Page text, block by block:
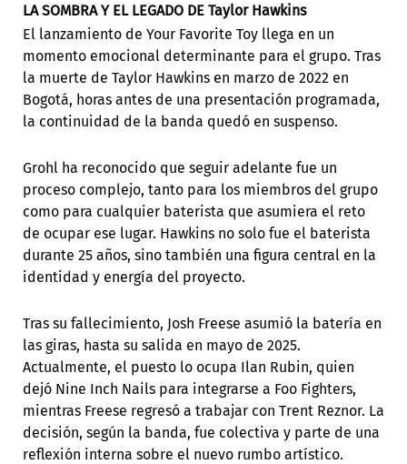
LA SOMBRA Y EL LEGADO DE Taylor Hawkins
El lanzamiento de Your Favorite Toy llega en un
momento emocional determinante para el grupo. Tras
la muerte de Taylor Hawkins en marzo de 2022 en
Bogotá, horas antes de una presentación programada,
la continuidad de la banda quedó en suspenso.
Grohl ha reconocido que seguir adelante fue un
proceso complejo, tanto para los miembros del grupo
como para cualquier baterista que asumiera el reto
de ocupar ese lugar. Hawkins no solo fue el baterista
durante 25 años, sino también una figura central en la
identidad y energía del proyecto.
Tras su fallecimiento, Josh Freese asumió la batería en
las giras, hasta su salida en mayo de 2025.
Actualmente, el puesto lo ocupa Ilan Rubin, quien
dejó Nine Inch Nails para integrarse a Foo Fighters,
mientras Freese regresó a trabajar con Trent Reznor. La
decisión, según la banda, fue colectiva y parte de una
reflexión interna sobre el nuevo rumbo artístico.